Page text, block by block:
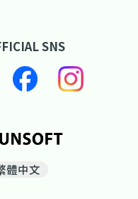
SNS
體中文